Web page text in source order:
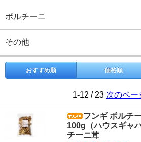
ポルチーニ
その他
おすすめ順 価格順
1-12 / 23 次のペー
フンギ ポルチ
100g（ハウスギャ
チーニ茸